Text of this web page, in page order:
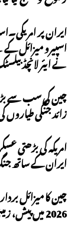
ایران پر
اسپیرو میزائل کے
نے ایئر لانچڈ
زائد جنگی طیاروں
امریکہ کی بڑھتی
ایران کے ساتھ
چین کا میزائل
2026 میں پیش، زمینی جنگ میں نئی پیش رفت